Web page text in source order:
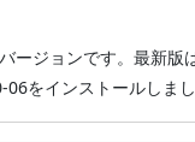
ージョンです。最新
06をインストールしま